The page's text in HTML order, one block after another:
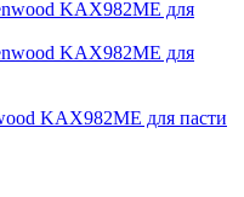
KAX982ME для пасти